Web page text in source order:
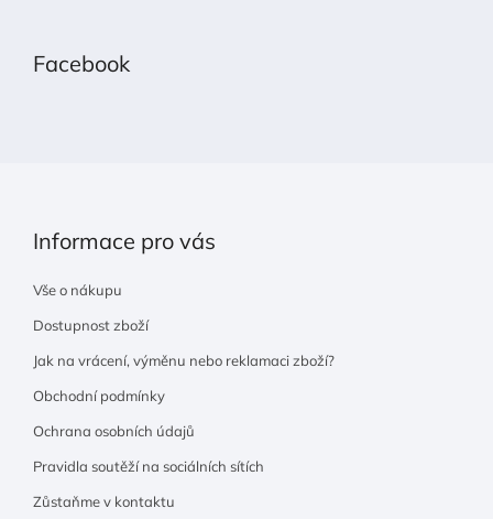
Facebook
Informace pro vás
Vše o nákupu
Dostupnost zboží
Jak na vrácení, výměnu nebo reklamaci zboží?
Obchodní podmínky
Ochrana osobních údajů
Pravidla soutěží na sociálních sítích
Zůstaňme v kontaktu